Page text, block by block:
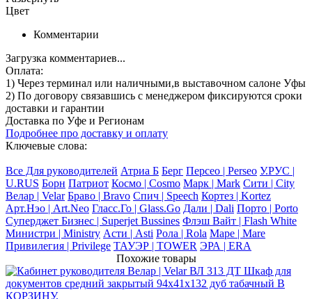
Цвет
Комментарии
Загрузка комментариев...
Оплата:
1) Через терминал или наличными,в выставочном салоне Уфы
2) По договору связавшись с менеджером фиксируются сроки
доставки и гарантии
Доставка по Уфе и Регионам
Подробнее про доставку и оплату
Ключевые слова:
Все Для руководителей Атриа Б Берг Персео | Perseo У.РУС |
U.RUS Борн Патриот Космо | Cosmo Марк | Mark Сити | City
Велар | Velar Браво | Bravo Спич | Speech Кортез | Kortez
Арт.Нэо | Art.Neo Гласс.Го | Glass.Go Дали | Dali Порто | Porto
Суперджет Бизнес | Superjet Bussines Флэш Вайт | Flash White
Министри | Ministry Асти | Asti Рола | Rola Маре | Mare
Привилегия | Privilege ТАУЭР | TOWER ЭРА | ERA
Похожие товары